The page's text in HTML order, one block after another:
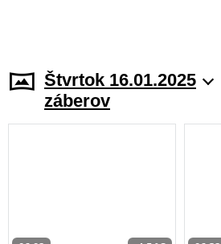
Štvrtok 16.01.2025
záberov